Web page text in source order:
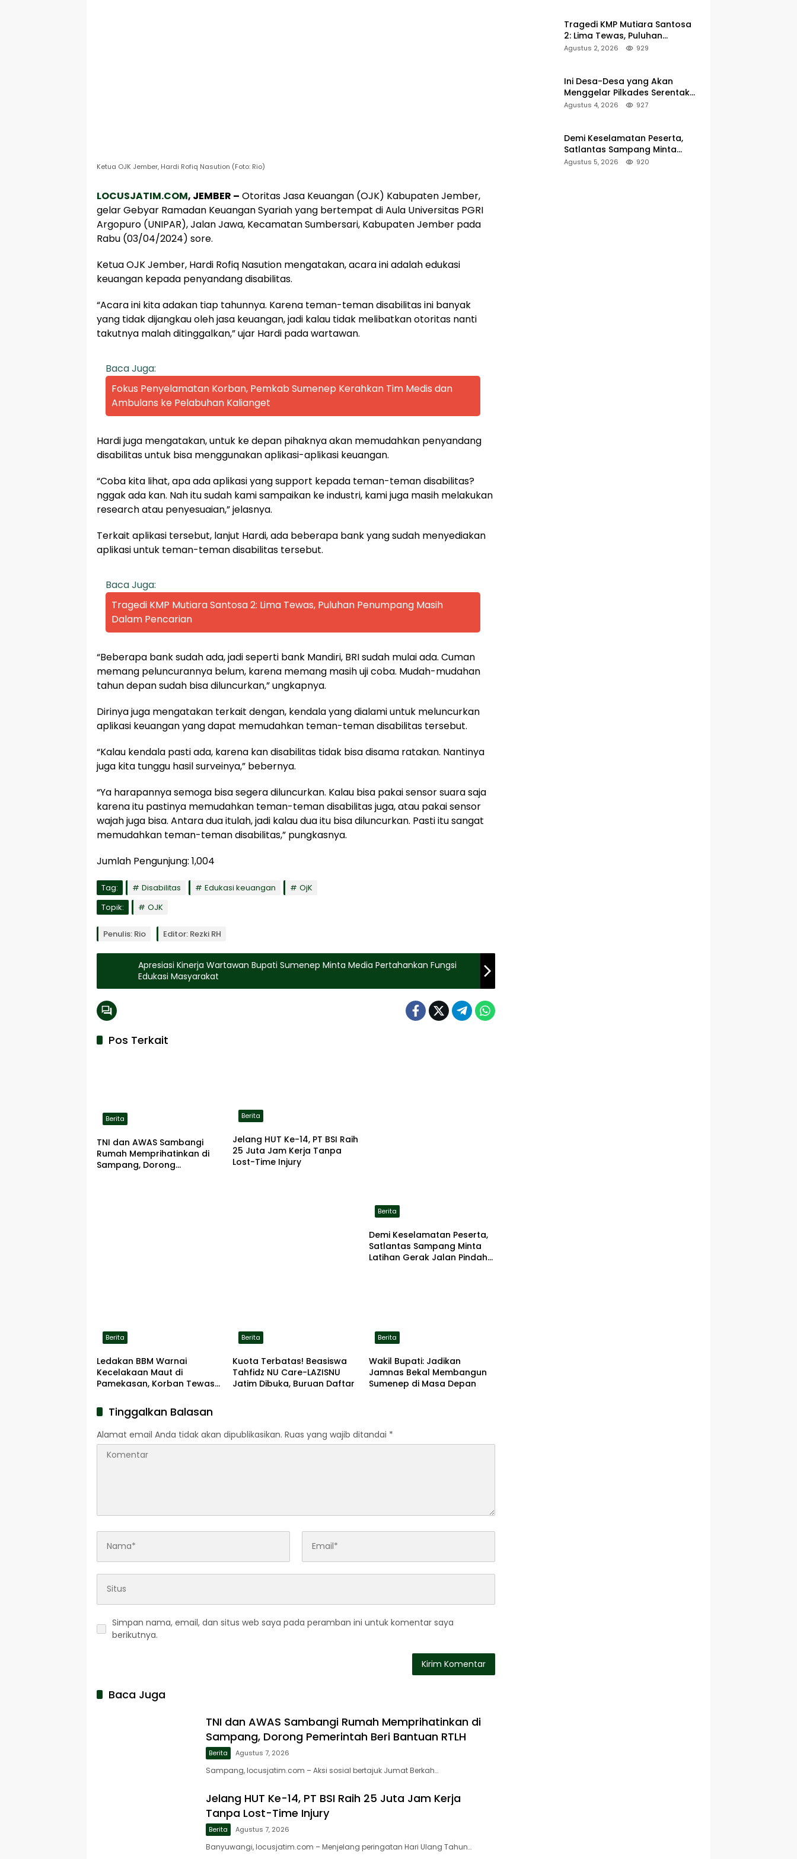
Ketua OJK Jember, Hardi Rofiq Nasution (Foto: Rio)
LOCUSJATIM.COM, JEMBER – Otoritas Jasa Keuangan (OJK) Kabupaten Jember,
gelar Gebyar Ramadan Keuangan Syariah yang bertempat di Aula Universitas PGRI
Argopuro (UNIPAR), Jalan Jawa, Kecamatan Sumbersari, Kabupaten Jember pada
Rabu (03/04/2024) sore.
Ketua OJK Jember, Hardi Rofiq Nasution mengatakan, acara ini adalah edukasi
keuangan kepada penyandang disabilitas.
“Acara ini kita adakan tiap tahunnya. Karena teman-teman disabilitas ini banyak
yang tidak dijangkau oleh jasa keuangan, jadi kalau tidak melibatkan otoritas nanti
takutnya malah ditinggalkan,” ujar Hardi pada wartawan.
Baca Juga:
Fokus Penyelamatan Korban, Pemkab Sumenep Kerahkan Tim Medis dan
Ambulans ke Pelabuhan Kalianget
Hardi juga mengatakan, untuk ke depan pihaknya akan memudahkan penyandang
disabilitas untuk bisa menggunakan aplikasi-aplikasi keuangan.
“Coba kita lihat, apa ada aplikasi yang support kepada teman-teman disabilitas?
nggak ada kan. Nah itu sudah kami sampaikan ke industri, kami juga masih melakukan
research atau penyesuaian,” jelasnya.
Terkait aplikasi tersebut, lanjut Hardi, ada beberapa bank yang sudah menyediakan
aplikasi untuk teman-teman disabilitas tersebut.
Baca Juga:
Tragedi KMP Mutiara Santosa 2: Lima Tewas, Puluhan Penumpang Masih
Dalam Pencarian
“Beberapa bank sudah ada, jadi seperti bank Mandiri, BRI sudah mulai ada. Cuman
memang peluncurannya belum, karena memang masih uji coba. Mudah-mudahan
tahun depan sudah bisa diluncurkan,” ungkapnya.
Dirinya juga mengatakan terkait dengan, kendala yang dialami untuk meluncurkan
aplikasi keuangan yang dapat memudahkan teman-teman disabilitas tersebut.
“Kalau kendala pasti ada, karena kan disabilitas tidak bisa disama ratakan. Nantinya
juga kita tunggu hasil surveinya,” bebernya.
“Ya harapannya semoga bisa segera diluncurkan. Kalau bisa pakai sensor suara saja
karena itu pastinya memudahkan teman-teman disabilitas juga, atau pakai sensor
wajah juga bisa. Antara dua itulah, jadi kalau dua itu bisa diluncurkan. Pasti itu sangat
memudahkan teman-teman disabilitas,” pungkasnya.
Jumlah Pengunjung: 1,004
Tag: Disabilitas Edukasi keuangan
OjK
Topik:
OJK
Penulis: Rio Editor: Rezki RH
Apresiasi Kinerja Wartawan Bupati Sumenep Minta Media Pertahankan Fungsi
Edukasi Masyarakat
Pos Terkait
Berita
TNI dan AWAS Sambangi
Rumah Memprihatinkan di
Sampang, Dorong
Berita
Jelang HUT Ke-14, PT BSI Raih
25 Juta Jam Kerja Tanpa
Lost-Time Injury
Berita
Demi Keselamatan Peserta,
Satlantas Sampang Minta
Latihan Gerak Jalan Pindah
Berita
Ledakan BBM Warnai
Kecelakaan Maut di
Pamekasan, Korban Tewas
Berita
Kuota Terbatas! Beasiswa
Tahfidz NU Care-LAZISNU
Jatim Dibuka, Buruan Daftar
Berita
Wakil Bupati: Jadikan
Jamnas Bekal Membangun
Sumenep di Masa Depan
Tinggalkan Balasan
Alamat email Anda tidak akan dipublikasikan. Ruas yang wajib ditandai *
Simpan nama, email, dan situs web saya pada peramban ini untuk komentar saya
berikutnya.
Baca Juga
TNI dan AWAS Sambangi Rumah Memprihatinkan di
Sampang, Dorong Pemerintah Beri Bantuan RTLH
Berita Agustus 7, 2026
Sampang, locusjatim.com – Aksi sosial bertajuk Jumat Berkah…
Jelang HUT Ke-14, PT BSI Raih 25 Juta Jam Kerja
Tanpa Lost-Time Injury
Berita Agustus 7, 2026
Banyuwangi, locusjatim.com – Menjelang peringatan Hari Ulang Tahun…
Tragedi KMP Mutiara Santosa
2: Lima Tewas, Puluhan
Penumpang Masih Dalam
Agustus 2, 2026 929
Ini Desa-Desa yang Akan
Menggelar Pilkades Serentak
2027 di Kabupaten Sumenep
Agustus 4, 2026 927
Demi Keselamatan Peserta,
Satlantas Sampang Minta
Latihan Gerak Jalan Pindah ke
Agustus 5, 2026 920